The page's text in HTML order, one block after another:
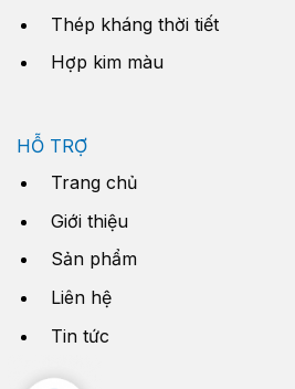
Thép kháng thời tiết
Hợp kim màu
HỖ TRỢ
Trang chủ
Giới thiệu
Sản phẩm
Liên hệ
Tin tức